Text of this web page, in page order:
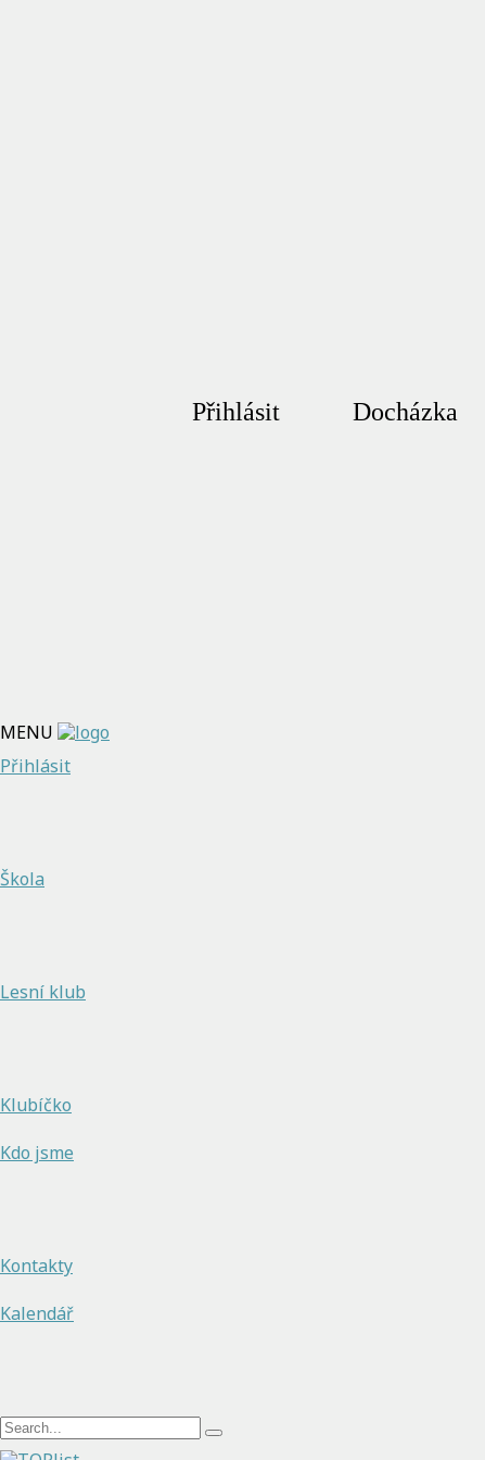
Přihlásit Docházka
MENU
Přihlásit
Škola
Lesní klub
Klubíčko
Kdo jsme
Kontakty
Kalendář